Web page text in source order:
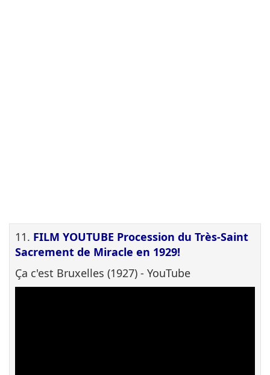
11. FILM YOUTUBE Procession du Très-Saint
Sacrement de Miracle en 1929!
Ça c'est Bruxelles (1927) - YouTube